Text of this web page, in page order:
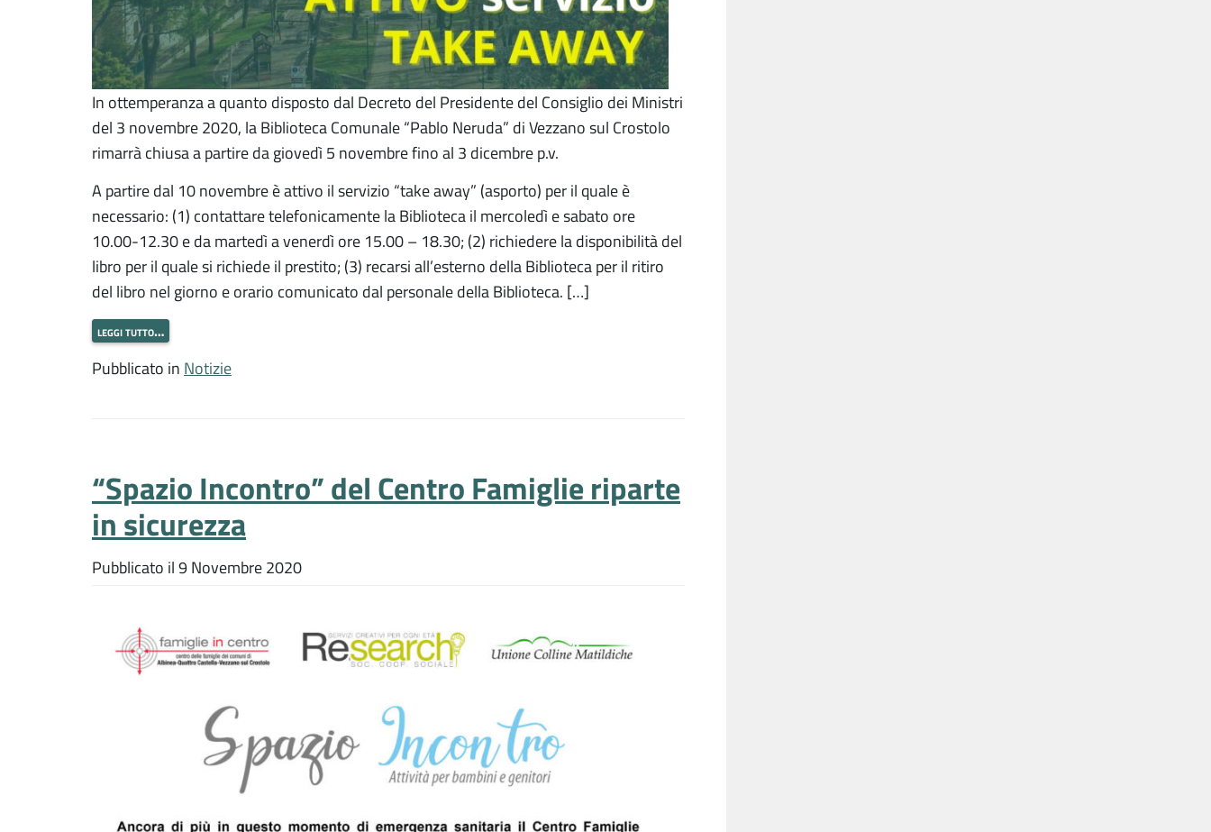
In ottemperanza a quanto disposto dal Decreto del Presidente del Consiglio dei Ministri
del 3 novembre 2020, la Biblioteca Comunale “Pablo Neruda” di Vezzano sul Crostolo
rimarrà chiusa a partire da giovedì 5 novembre fino al 3 dicembre p.v.
A partire dal 10 novembre è attivo il servizio “take away” (asporto) per il quale è
necessario: (1) contattare telefonicamente la Biblioteca il mercoledì e sabato ore
10.00-12.30 e da martedì a venerdì ore 15.00 – 18.30; (2) richiedere la disponibilità del
libro per il quale si richiede il prestito; (3) recarsi all’esterno della Biblioteca per il ritiro
del libro nel giorno e orario comunicato dal personale della Biblioteca. […]
leggi tutto…
Pubblicato in Notizie
“Spazio Incontro” del Centro Famiglie riparte
in sicurezza
Pubblicato il 9 Novembre 2020